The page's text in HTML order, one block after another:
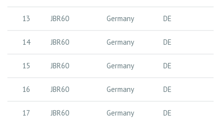
13 JBR60 Germany DE
14 JBR60 Germany DE
15 JBR60 Germany DE
16 JBR60 Germany DE
17 JBR60 Germany DE